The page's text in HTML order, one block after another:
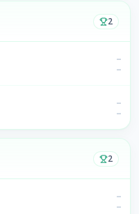
2
–
–
–
–
2
–
–